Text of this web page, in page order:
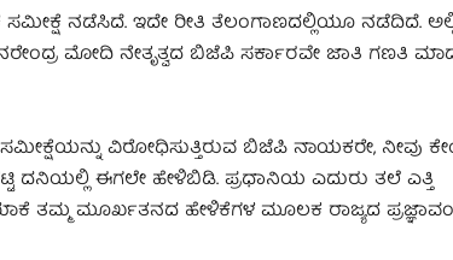
ಸಮೀಕ್ಷೆ ನಡೆಸಿದೆ. ಇದೇ ರೀತಿ ತೆಲಂಗಾಣದಲ್ಲಿಯೂ ನಡೆದಿದೆ.
ಮೋದಿ ನೇತೃತ್ವದ ಬಿಜೆಪಿ ಸರ್ಕಾರವೇ ಜಾತಿ ಗಣತಿ
ವಿರೋಧಿಸುತ್ತಿರುವ ಬಿಜೆಪಿ ನಾಯಕರೇ, ನೀವು
ದನಿಯಲ್ಲಿ ಈಗಲೇ ಹೇಳಿಬಿಡಿ. ಪ್ರಧಾನಿಯ ಎದುರು ತಲೆ ಎತ್ತಿ
ತಮ್ಮ ಮೂರ್ಖತನದ ಹೇಳಿಕೆಗಳ ಮೂಲಕ ರಾಜ್ಯದ